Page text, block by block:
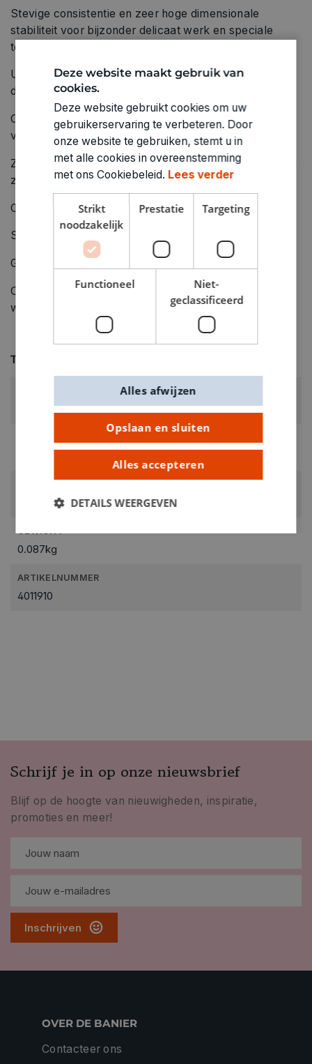
Stevige consistentie en zeer hoge dimensionale
stabiliteit voor bijzonder delicaat werk en speciale
technieken zoals caning, mokume gane en bagello
Uitzonderlijke breeksterkte en solide flexibiliteit (voor
dunne onderdelen) na uitharding
Consistent hoge kwaliteit om aan de hoogste eisen te
voldoen
Zorgvuldige selectie van pigmenten op basis van type,
zuiverheid en concentratie
Compatibel met FIMO soft en FIMO effect
Standaardblok 57 g (2 oz)
Gemakkelijk te openen
Oneindig veelzijdig: Voor sieraden, accessoires en
woonaccessoires
Technische specificaties
LEVERANCIERSKLEUR:
Keukenovenklei
GEWICHT
0.087kg
ARTIKELNUMMER
4011910
Schrijf je in op onze nieuwsbrief
Blijf op de hoogte van nieuwigheden, inspiratie,
promoties en meer!
Inschrijven
OVER DE BANIER
Contacteer ons
Deze website maakt gebruik van
cookies.
Deze website gebruikt cookies om uw
gebruikerservaring te verbeteren. Door
onze website te gebruiken, stemt u in
met alle cookies in overeenstemming
met ons Cookiebeleid. Lees verder
Strikt
noodzakelijk
Prestatie Targeting
Functioneel
Niet-
geclassificeerd
Opslaan en sluiten
Alles accepteren
Alles afwijzen
DETAILS WEERGEVEN